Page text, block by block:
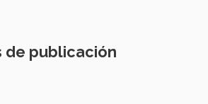
de publicación